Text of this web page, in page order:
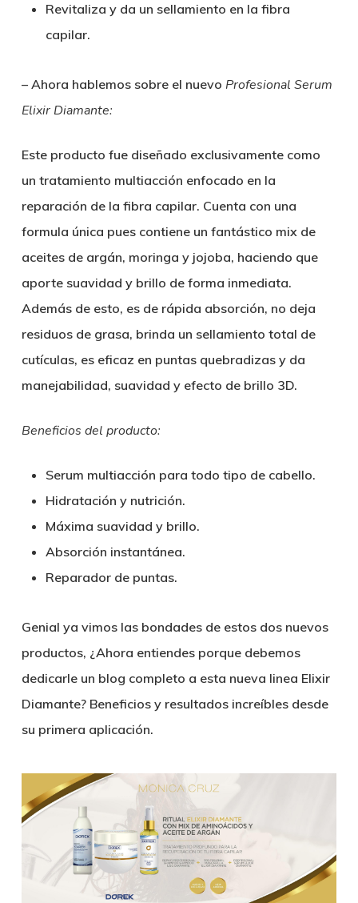
Revitaliza y da un sellamiento en la fibra
capilar.
– Ahora hablemos sobre el nuevo Profesional Serum
Elixir Diamante:
Este producto fue diseñado exclusivamente como
un tratamiento multiacción enfocado en la
reparación de la fibra capilar. Cuenta con una
formula única pues contiene un fantástico mix de
aceites de argán, moringa y jojoba, haciendo que
aporte suavidad y brillo de forma inmediata.
Además de esto, es de rápida absorción, no deja
residuos de grasa, brinda un sellamiento total de
cutículas, es eficaz en puntas quebradizas y da
manejabilidad, suavidad y efecto de brillo 3D.
Beneficios del producto:
Serum multiacción para todo tipo de cabello.
Hidratación y nutrición.
Máxima suavidad y brillo.
Absorción instantánea.
Reparador de puntas.
Genial ya vimos las bondades de estos dos nuevos
productos, ¿Ahora entiendes porque debemos
dedicarle un blog completo a esta nueva linea Elixir
Diamante? Beneficios y resultados increíbles desde
su primera aplicación.